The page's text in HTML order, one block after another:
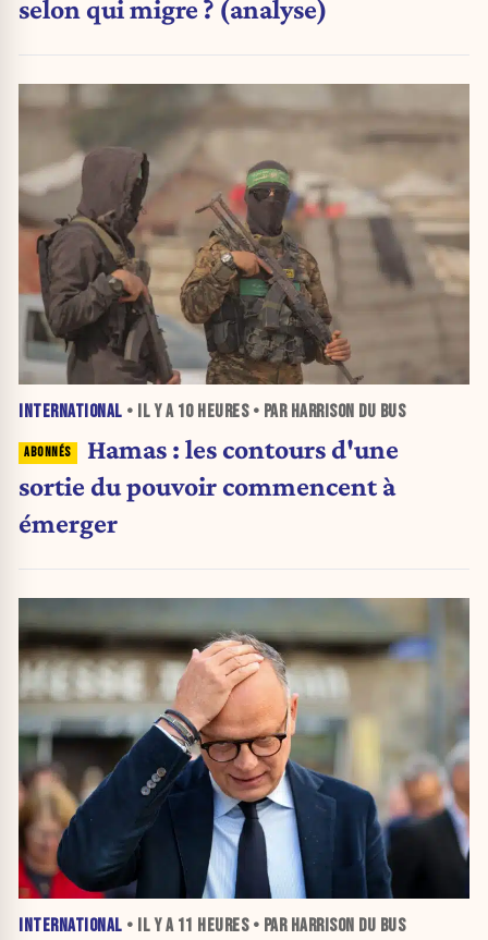
selon qui migre ? (analyse)
INTERNATIONAL • IL Y A 10 HEURES• PAR HARRISON DU BUS
Hamas : les contours d'une
sortie du pouvoir commencent à
émerger
INTERNATIONAL • IL Y A 11 HEURES• PAR HARRISON DU BUS